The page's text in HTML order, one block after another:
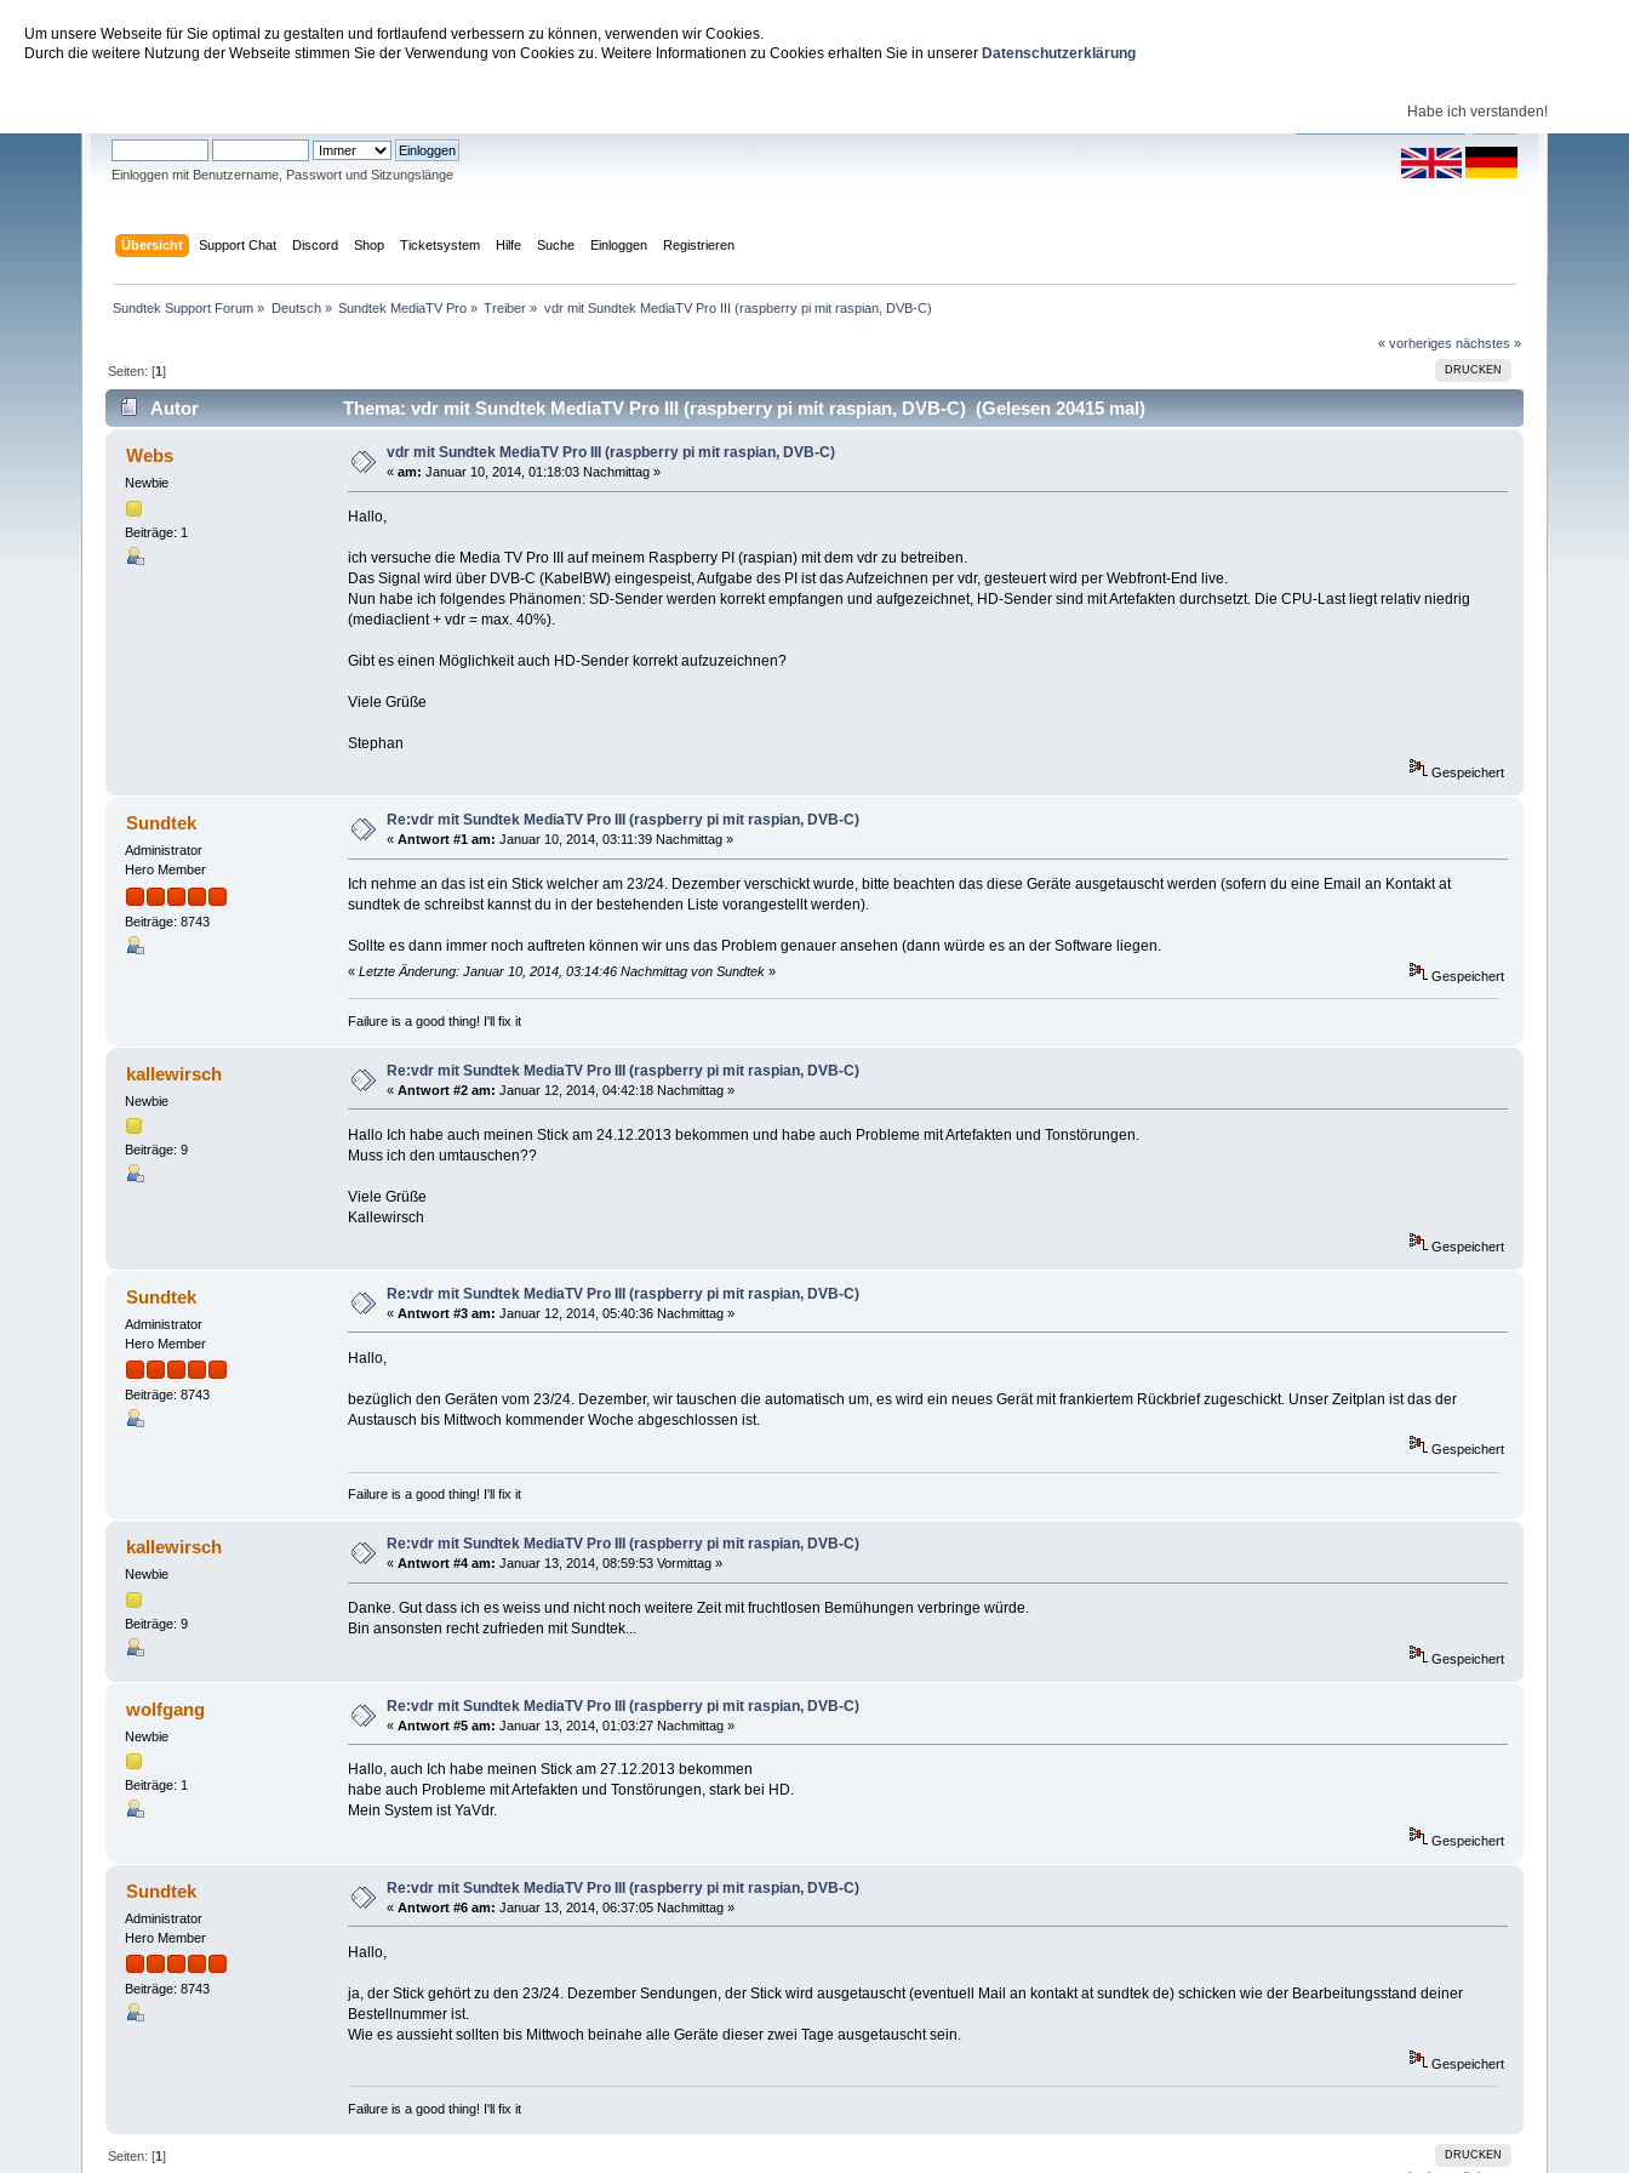
Um unsere Webseite für Sie optimal zu gestalten und fortlaufend verbessern zu können, verwenden wir Cookies.
Durch die weitere Nutzung der Webseite stimmen Sie der Verwendung von Cookies zu. Weitere Informationen zu Cookies erhalten Sie in unserer Datenschutzerklärung
Habe ich verstanden!
Sundtek Support Forum
Einloggen mit Benutzername, Passwort und Sitzungslänge
Übersicht Support Chat Discord Shop Ticketsystem Hilfe Suche Einloggen Registrieren
Sundtek Support Forum » Deutsch» Sundtek MediaTV Pro » Treiber » vdr mit Sundtek MediaTV Pro III (raspberry pi mit raspian, DVB-C)
« vorheriges nächstes »
DRUCKEN
Seiten: [1]
Autor Thema: vdr mit Sundtek MediaTV Pro III (raspberry pi mit raspian, DVB-C) (Gelesen 20415 mal)
Webs
Newbie
Beiträge: 1
vdr mit Sundtek MediaTV Pro III (raspberry pi mit raspian, DVB-C)
«am: Januar 10, 2014, 01:18:03 Nachmittag »
Hallo,
ich versuche die Media TV Pro III auf meinem Raspberry PI (raspian) mit dem vdr zu betreiben.
Das Signal wird über DVB-C (KabelBW) eingespeist, Aufgabe des PI ist das Aufzeichnen per vdr, gesteuert wird per Webfront-End live.
Nun habe ich folgendes Phänomen: SD-Sender werden korrekt empfangen und aufgezeichnet, HD-Sender sind mit Artefakten durchsetzt. Die CPU-Last liegt relativ niedrig
(mediaclient + vdr = max. 40%).
Gibt es einen Möglichkeit auch HD-Sender korrekt aufzuzeichnen?
Viele Grüße
Stephan
Gespeichert
Sundtek
Administrator
Hero Member
Beiträge: 8743
Re:vdr mit Sundtek MediaTV Pro III (raspberry pi mit raspian, DVB-C)
«Antwort #1 am: Januar 10, 2014, 03:11:39 Nachmittag »
Ich nehme an das ist ein Stick welcher am 23/24. Dezember verschickt wurde, bitte beachten das diese Geräte ausgetauscht werden (sofern du eine Email an Kontakt at
sundtek de schreibst kannst du in der bestehenden Liste vorangestellt werden).
Sollte es dann immer noch auftreten können wir uns das Problem genauer ansehen (dann würde es an der Software liegen.
« Letzte Änderung: Januar 10, 2014, 03:14:46 Nachmittag von Sundtek» Gespeichert
Failure is a good thing! I'll fix it
kallewirsch
Newbie
Beiträge: 9
Re:vdr mit Sundtek MediaTV Pro III (raspberry pi mit raspian, DVB-C)
«Antwort #2 am: Januar 12, 2014, 04:42:18 Nachmittag »
Hallo Ich habe auch meinen Stick am 24.12.2013 bekommen und habe auch Probleme mit Artefakten und Tonstörungen.
Muss ich den umtauschen??
Viele Grüße
Kallewirsch
Gespeichert
Sundtek
Administrator
Hero Member
Beiträge: 8743
Re:vdr mit Sundtek MediaTV Pro III (raspberry pi mit raspian, DVB-C)
«Antwort #3 am: Januar 12, 2014, 05:40:36 Nachmittag »
Hallo,
bezüglich den Geräten vom 23/24. Dezember, wir tauschen die automatisch um, es wird ein neues Gerät mit frankiertem Rückbrief zugeschickt. Unser Zeitplan ist das der
Austausch bis Mittwoch kommender Woche abgeschlossen ist.
Gespeichert
Failure is a good thing! I'll fix it
kallewirsch
Newbie
Beiträge: 9
Re:vdr mit Sundtek MediaTV Pro III (raspberry pi mit raspian, DVB-C)
«Antwort #4 am: Januar 13, 2014, 08:59:53 Vormittag »
Danke. Gut dass ich es weiss und nicht noch weitere Zeit mit fruchtlosen Bemühungen verbringe würde.
Bin ansonsten recht zufrieden mit Sundtek...
Gespeichert
wolfgang
Newbie
Beiträge: 1
Re:vdr mit Sundtek MediaTV Pro III (raspberry pi mit raspian, DVB-C)
«Antwort #5 am: Januar 13, 2014, 01:03:27 Nachmittag »
Hallo, auch Ich habe meinen Stick am 27.12.2013 bekommen
habe auch Probleme mit Artefakten und Tonstörungen, stark bei HD.
Mein System ist YaVdr.
Gespeichert
Sundtek
Administrator
Hero Member
Beiträge: 8743
Re:vdr mit Sundtek MediaTV Pro III (raspberry pi mit raspian, DVB-C)
«Antwort #6 am: Januar 13, 2014, 06:37:05 Nachmittag »
Hallo,
ja, der Stick gehört zu den 23/24. Dezember Sendungen, der Stick wird ausgetauscht (eventuell Mail an kontakt at sundtek de) schicken wie der Bearbeitungsstand deiner
Bestellnummer ist.
Wie es aussieht sollten bis Mittwoch beinahe alle Geräte dieser zwei Tage ausgetauscht sein.
Gespeichert
Failure is a good thing! I'll fix it
DRUCKEN
Seiten: [1]